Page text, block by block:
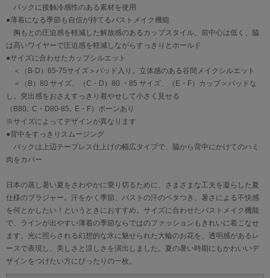
バックに接触冷感性のある素材を使用
●薄着になる季節も自信が持てるバストメイク機能
胸もとの圧迫感を軽減した解放感のあるカップスタイル。前中心は低く、脇
は高いワイヤーで圧迫感を軽減しながらすっきりとホールド
●サイズに合わせたカップシルエット
＜（B-D）65-75サイズ＞パッド入り。立体感のある谷間メイクシルエット
＜（B）80 サイズ、（C・D）80 ・85 サイズ、（E・F）カップ＞パッドな
し。突出感をおさえすっきり着やせして小さく見せる
（B80､ C・D80-85､ E・F）ボーンあり
※サイズによってデザインが異なります
●背中をすっきりスムージング
バックは上辺テープレス仕上げの幅広タイプで、脇から背中にかけてのハミ
肉をカバー
日本の蒸し暑い夏をさわやかに乗り切るために、さまざまな工夫を凝らした夏
仕様のブラジャー。汗をかく季節、バストの汗のベタつき、暑さによる不快感
を何とかしたい！というときにおすすめ。サイズに合わせたバストメイク機能
で、ラインが出やすい薄着の季節ならではのファッションもきれいに着こなせ
ます。光に照らされる幻想的な氷に魅せられた大輪のお花を、透明感があるレ
ースで表現し、美しさと涼しさを演出しました。夏の暑い時期にもかわいいデ
ザインをつけたい方にぴったりの一枚。